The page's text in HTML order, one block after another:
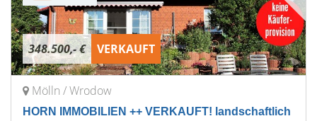
348.500,- € VERKAUFT
Mölln / Wrodow
HORN IMMOBILIEN ++ VERKAUFT! landschaftlich